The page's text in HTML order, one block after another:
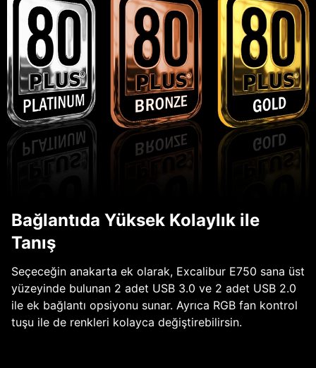
Bağlantıda Yüksek Kolaylık ile
Tanış
Seçeceğin anakarta ek olarak, Excalibur E750 sana üst
yüzeyinde bulunan 2 adet USB 3.0 ve 2 adet USB 2.0
ile ek bağlantı opsiyonu sunar. Ayrıca RGB fan kontrol
tuşu ile de renkleri kolayca değiştirebilirsin.